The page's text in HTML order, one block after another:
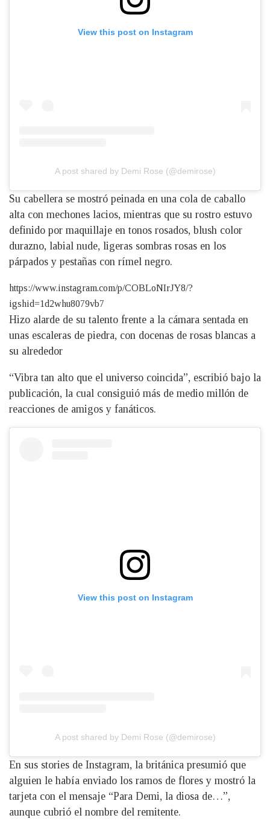
View this post on Instagram
A post shared by Demi Rose (@demirose)
Su cabellera se mostró peinada en una cola de caballo
alta con mechones lacios, mientras que su rostro estuvo
definido por maquillaje en tonos rosados, blush color
durazno, labial nude, ligeras sombras rosas en los
párpados y pestañas con rímel negro.
https://www.instagram.com/p/COBLoNIrJY8/?
igshid=1d2whu8079vb7
Hizo alarde de su talento frente a la cámara sentada en
unas escaleras de piedra, con docenas de rosas blancas a
su alrededor
“Vibra tan alto que el universo coincida”, escribió bajo la
publicación, la cual consiguió más de medio millón de
reacciones de amigos y fanáticos.
View this post on Instagram
A post shared by Demi Rose (@demirose)
En sus stories de Instagram, la británica presumió que
alguien le había enviado los ramos de flores y mostró la
tarjeta con el mensaje “Para Demi, la diosa de…”,
aunque cubrió el nombre del remitente.